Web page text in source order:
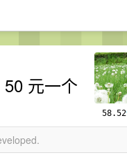
58.52
元一个